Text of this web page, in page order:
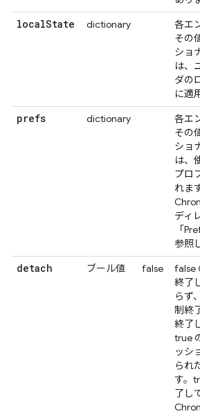
localState dictionary
各エ
その
ショ
は、
ダの
に適
prefs dictionary
各エ
その
ショ
は、
プロ
れま
ディ
「
参照
detach ブール値 false
false
終了
らず
制終
終了
true
ッシ
られ
す。
了し